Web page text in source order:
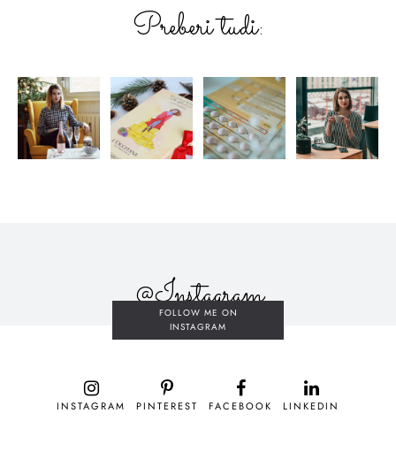
Preberi tudi:
@Instagram
FOLLOW ME ON
INSTAGRAM
INSTAGRAM PINTEREST FACEBOOK LINKEDIN